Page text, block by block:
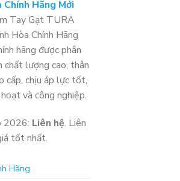
Hãng Mới
Tay Gạt TURA
Hòa Chính Hãng
hãng được phân
chất lượng cao, thân
cấp, chịu áp lực tốt,
và công nghiệp.
2026: Liên hệ. Liên
tốt nhất.
Hãng